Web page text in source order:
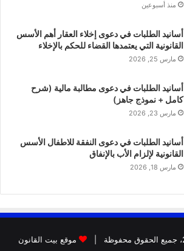
منذ أسبوعين
أسانيد الطلبات في دعوى إخلاء العقار أهم الأسس
القانونية التي يعتمدها القضاء للحكم بالإخلاء
مارس 25, 2026
أسانيد الطلبات في دعوى مطالبة مالية (شرح
كامل + نموذج جاهز)
مارس 23, 2026
أسانيد الطلبات في دعوى النفقة للاطفال الأسس
القانونية لإلزام الأب بالإنفاق
مارس 18, 2026
موقع بيت القانون